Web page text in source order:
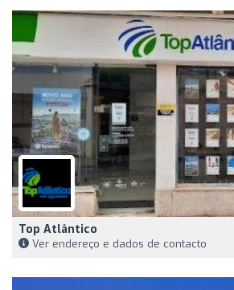
Top Atlântico
Ver endereço e dados de contacto